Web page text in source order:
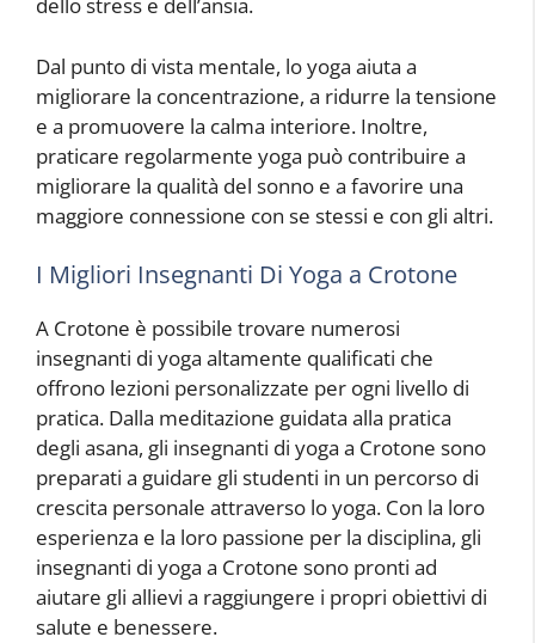
Dal punto di vista mentale, lo yoga aiuta a
migliorare la concentrazione, a ridurre la tensione
e a promuovere la calma interiore. Inoltre,
praticare regolarmente yoga può contribuire a
migliorare la qualità del sonno e a favorire una
maggiore connessione con se stessi e con gli altri.
I Migliori Insegnanti Di Yoga a Crotone
A Crotone è possibile trovare numerosi
insegnanti di yoga altamente qualificati che
offrono lezioni personalizzate per ogni livello di
pratica. Dalla meditazione guidata alla pratica
degli asana, gli insegnanti di yoga a Crotone sono
preparati a guidare gli studenti in un percorso di
crescita personale attraverso lo yoga. Con la loro
esperienza e la loro passione per la disciplina, gli
insegnanti di yoga a Crotone sono pronti ad
aiutare gli allievi a raggiungere i propri obiettivi di
salute e benessere.